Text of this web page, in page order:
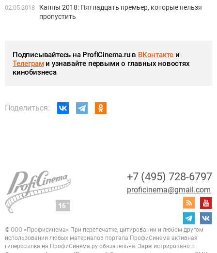
02.05.2018
Канны 2018: Пятнадцать премьер, которые нельзя
пропустить
Подписывайтесь на ProfiCinema.ru в ВКонтакте и
Телеграми узнавайте первыми о главных новостях
кинобизнеса
Поделиться:
+7 (495) 728-6797
proficinema@gmail.com
© ООО «Профисинема» При перепечатке, цитировании и любом другом
использовании любых материалов портала ПрофиСинема активная
гиперссылка на ПрофиСинема.ру обязательна. Зарегистрировано в